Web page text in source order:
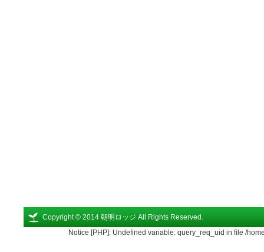
Copyright © 2014 朝明ロッジ All Rights Reserved.
Notice [PHP]: Undefined variable: query_req_uid in file /